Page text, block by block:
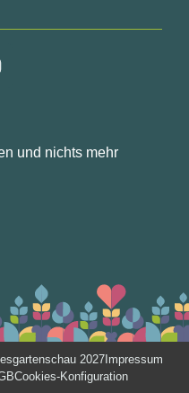
und nichts mehr
2027Impressum
Cookies-Konfiguration